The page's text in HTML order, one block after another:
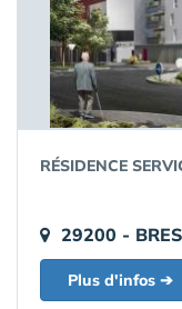
RÉSIDENCE
29200 -
Plus d'infos ➔